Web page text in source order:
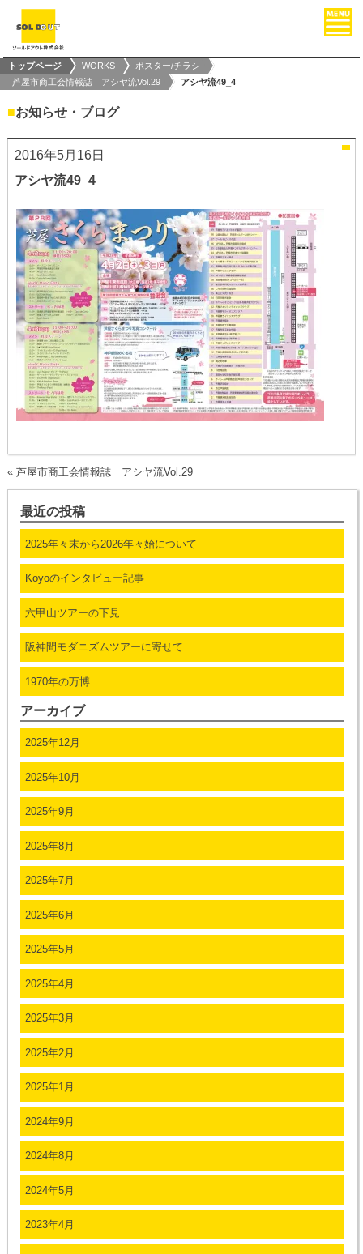
トップページ WORKS
ポスター/チラシ
芦屋市商工会情報誌 アシヤ流Vol.29
アシヤ流49_4
■お知らせ・ブログ
2016年5月16日
アシヤ流49_4
« 芦屋市商工会情報誌 アシヤ流Vol.29
最近の投稿
2025年々末から2026年々始について
Koyoのインタビュー記事
六甲山ツアーの下見
阪神間モダニズムツアーに寄せて
1970年の万博
アーカイブ
2025年12月
2025年10月
2025年9月
2025年8月
2025年7月
2025年6月
2025年5月
2025年4月
2025年3月
2025年2月
2025年1月
2024年9月
2024年8月
2024年5月
2023年4月